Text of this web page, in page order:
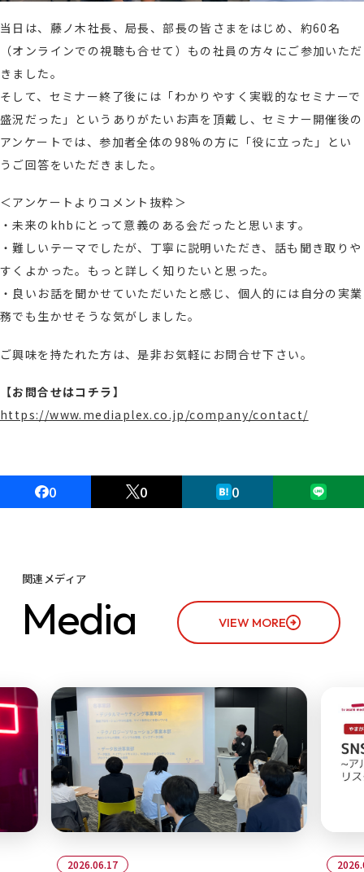
当日は、藤ノ木社長、局長、部長の皆さまをはじめ、約60名
（オンラインでの視聴も合せて）もの社員の方々にご参加いただ
きました。
そして、セミナー終了後には「わかりやすく実戦的なセミナーで
盛況だった」というありがたいお声を頂戴し、セミナー開催後の
アンケートでは、参加者全体の98%の方に「役に立った」とい
うご回答をいただきました。
＜アンケートよりコメント抜粋＞
・未来のkhbにとって意義のある会だったと思います。
・難しいテーマでしたが、丁寧に説明いただき、話も聞き取りや
すくよかった。もっと詳しく知りたいと思った。
・良いお話を聞かせていただいたと感じ、個人的には自分の実業
務でも生かせそうな気がしました。
ご興味を持たれた方は、是非お気軽にお問合せ下さい。
【お問合せはコチラ】
https://www.mediaplex.co.jp/company/contact/
0 0 0
関連メディア
Media VIEW MORE
2026.06.17 2026.05.29